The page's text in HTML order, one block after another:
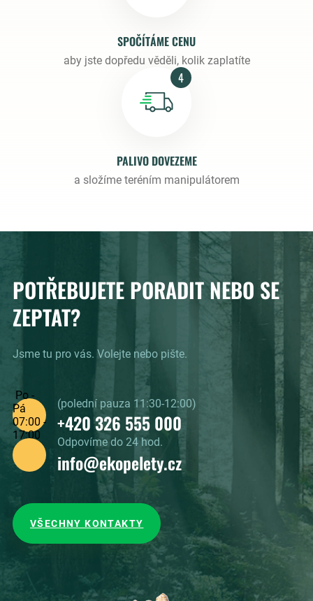
SPOČÍTÁME CENU
aby jste dopředu věděli, kolik zaplatíte
4
PALIVO DOVEZEME
a složíme teréním manipulátorem
POTŘEBUJETE PORADIT NEBO SE
ZEPTAT?
Jsme tu pro vás. Volejte nebo pište.
Po -
Pá
07:00 -
17:00
(polední pauza 11:30-12:00)
+420 326 555 000
Odpovíme do 24 hod.
info@ekopelety.cz
VŠECHNY KONTAKTY